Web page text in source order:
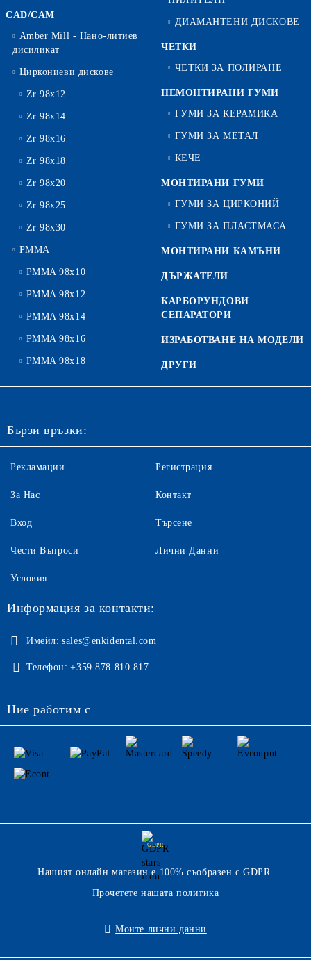
CAD/CAM
Amber Mill - Нано-литиев
дисиликат
Циркониеви дискове
Zr 98x12
Zr 98x14
Zr 98x16
Zr 98x18
Zr 98x20
Zr 98x25
Zr 98x30
PMMA
PMMA 98x10
PMMA 98x12
PMMA 98x14
PMMA 98x16
PMMA 98x18
ДИАМАНТЕНИ ДИСКОВЕ
ЧЕТКИ
ЧЕТКИ ЗА ПОЛИРАНЕ
НЕМОНТИРАНИ ГУМИ
ГУМИ ЗА КЕРАМИКА
ГУМИ ЗА МЕТАЛ
КЕЧЕ
МОНТИРАНИ ГУМИ
ГУМИ ЗА ЦИРКОНИЙ
ГУМИ ЗА ПЛАСТМАСА
МОНТИРАНИ КАМЪНИ
ДЪРЖАТЕЛИ
КАРБОРУНДОВИ
СЕПАРАТОРИ
ИЗРАБОТВАНЕ НА МОДЕЛИ
ДРУГИ
Бързи връзки:
Рекламации
За Нас
Вход
Чести Въпроси
Регистрация
Контакт
Търсене
Лични Данни
Условия
Информация за контакти:
Имейл: sales@enkidental.com
Телефон: +359 878 810 817
Ние работим с
GDPR
Нашият онлайн магазин е 100% съобразен с GDPR.
Прочетете нашата политика
Моите лични данни